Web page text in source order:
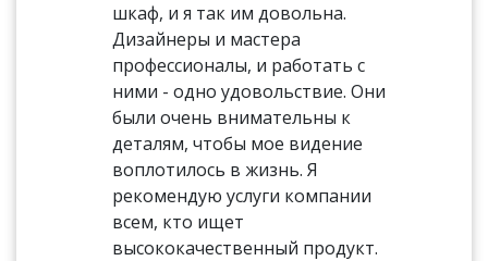
шкаф, и я так им довольна.
Дизайнеры и мастера
профессионалы, и работать с
ними - одно удовольствие. Они
были очень внимательны к
деталям, чтобы мое видение
воплотилось в жизнь. Я
рекомендую услуги компании
всем, кто ищет
высококачественный продукт.